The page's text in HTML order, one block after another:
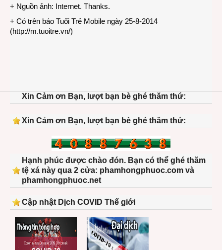
+ Nguồn ảnh: Internet. Thanks.
+ Có trên báo Tuổi Trẻ Mobile ngày 25-8-2014
(http://m.tuoitre.vn/)
Xin Cảm ơn Bạn, lượt bạn bè ghé thăm thứ:
Xin Cảm ơn Bạn, lượt bạn bè ghé thăm thứ:
Hạnh phúc được chào đón. Bạn có thể ghé thăm
tệ xá này qua 2 cửa: phamhongphuoc.com và
phamhongphuoc.net
Cập nhật Dịch COVID Thế giới